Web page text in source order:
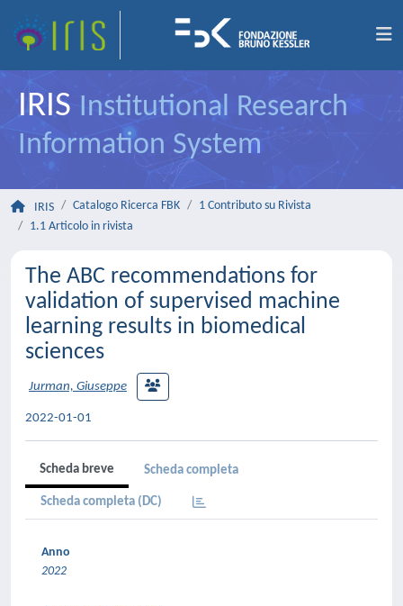
IRIS Institutional Research
Information System
IRIS Catalogo Ricerca FBK
1 Contributo su Rivista
1.1 Articolo in rivista
The ABC recommendations for
validation of supervised machine
learning results in biomedical
sciences
Jurman, Giuseppe
2022-01-01
Scheda breve Scheda completa
Scheda completa (DC)
Anno
2022